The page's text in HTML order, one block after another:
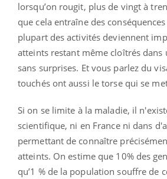
lorsqu’on rougit, plus de vingt à
que cela entraîne des
plupart des activités deviennent
atteints restant même cloîtrés
sans surprises. Et vous parlez du
touchés ont aussi le torse qui se
Si on se limite à la maladie, il
scientifique, ni en France ni dans
permettant de connaître
atteints. On estime que 10% des
qu’1 % de la population souffre de